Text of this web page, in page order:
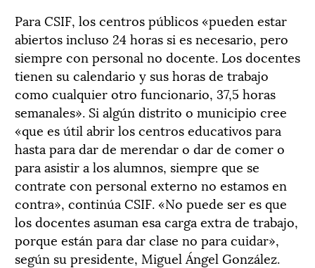
Para CSIF, los centros públicos «pueden estar
abiertos incluso 24 horas si es necesario, pero
siempre con personal no docente. Los docentes
tienen su calendario y sus horas de trabajo
como cualquier otro funcionario, 37,5 horas
semanales». Si algún distrito o municipio cree
«que es útil abrir los centros educativos para
hasta para dar de merendar o dar de comer o
para asistir a los alumnos, siempre que se
contrate con personal externo no estamos en
contra», continúa CSIF. «No puede ser es que
los docentes asuman esa carga extra de trabajo,
porque están para dar clase no para cuidar»,
según su presidente, Miguel Ángel González.